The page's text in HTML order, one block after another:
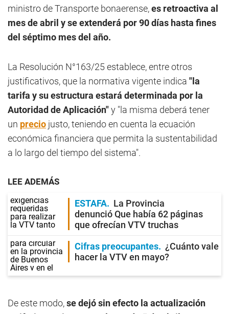
ministro de Transporte bonaerense,es retroactiva al
mes de abril y se extenderá por 90 días hasta fines
del séptimo mes del año.
La Resolución N°163/25 establece, entre otros
justificativos, que la normativa vigente indica "la
tarifa y su estructura estará determinada por la
Autoridad de Aplicación"y "la misma deberá tener
un precio justo, teniendo en cuenta la ecuación
económica financiera que permita la sustentabilidad
a lo largo del tiempo del sistema".
LEE ADEMÁS
ESTAFA
La Provincia
denunció Que había 62 páginas
que ofrecían VTV truchas
Cifras preocupantes
¿Cuánto vale
hacer la VTV en mayo?
De este modo,se dejó sin efecto la actualización